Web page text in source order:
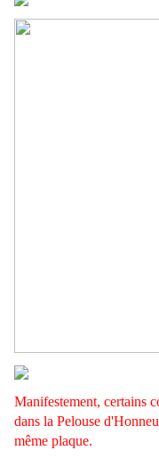
Manifestement, certains
dans la Pelouse
même plaque.